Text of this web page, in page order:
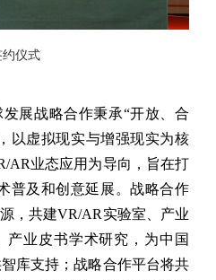
约仪式
发展战略合作秉承“开放、合
以虚拟现实与增强现实为核
AR业态应用为导向，旨在打
普及和创意延展。战略合作
，共建VR/AR 实验室、产业
产业皮书学术研究，为中国
库支持；战略合作平台将共